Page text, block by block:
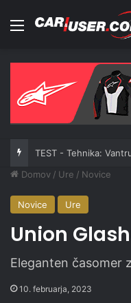
Meni
TEST - Tehnika:
Domov / Ure / Novice
Novice Ure
Union
Eleganten časomer
10. februarja, 2023